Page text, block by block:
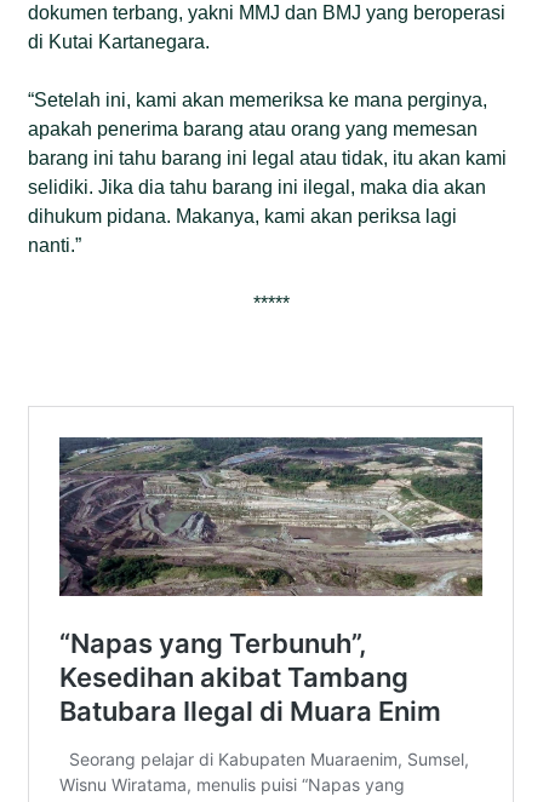
dokumen terbang, yakni MMJ dan BMJ yang beroperasi
di Kutai Kartanegara.
“Setelah ini, kami akan memeriksa ke mana perginya,
apakah penerima barang atau orang yang memesan
barang ini tahu barang ini legal atau tidak, itu akan kami
selidiki. Jika dia tahu barang ini ilegal, maka dia akan
dihukum pidana. Makanya, kami akan periksa lagi
nanti.”
*****